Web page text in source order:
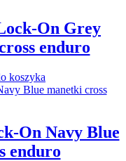
On Grey
enduro
koszyka
On Navy Blue
enduro